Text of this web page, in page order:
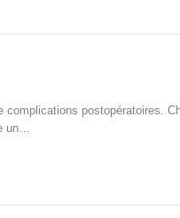
postopératoires.
un…